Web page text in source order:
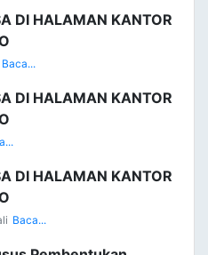
DI HALAMAN KANTOR
Baca...
DI HALAMAN KANTOR
DI HALAMAN KANTOR
Baca...